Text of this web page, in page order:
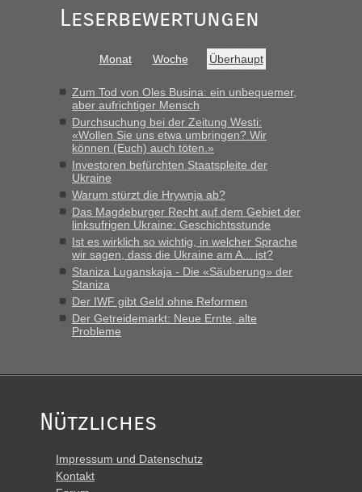
Leserbewertungen
Monat Woche Überhaupt
Zum Tod von Oles Busina: ein unbequemer,
aber aufrichtiger Mensch
Durchsuchung bei der Zeitung Westi:
«Wollen Sie uns etwa umbringen? Wir
können (Euch) auch töten.»
Investoren befürchten Staatspleite der
Ukraine
Warum stürzt die Hrywnja ab?
Das Magdeburger Recht auf dem Gebiet der
linksufrigen Ukraine: Geschichtsstunde
Ist es wirklich so wichtig, in welcher Sprache
wir sagen, dass die Ukraine am A... ist?
Staniza Luganskaja - Die «Säuberung» der
Staniza
Der IWF gibt Geld ohne Reformen
Der Getreidemarkt: Neue Ernte, alte
Probleme
Nützliches
Impressum und Datenschutz
Kontakt